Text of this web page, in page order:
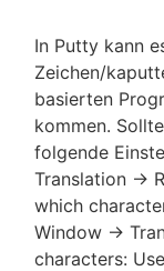
In Putty kann
Zeichen/
basierten
kommen.
folgende
Translation →
which
Window →
characters: